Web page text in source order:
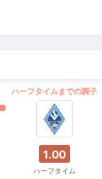
ハーフタイムまでの調子
1.00
ハーフタイム